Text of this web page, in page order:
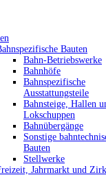
Bauten
Bahn-Betriebswerke
Bahnhöfe
Bahnspezifische
Ausstattungsteile
Bahnsteige, Hallen
Lokschuppen
Bahnübergänge
Sonstige
Bauten
Stellwerke
Jahrmarkt und